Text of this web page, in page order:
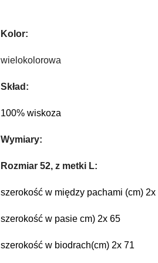
Kolor:
wielokolorowa
Skład:
100% wiskoza
Wymiary:
Rozmiar 52, z metki L:
szerokość w między pachami (cm) 2x
szerokość w pasie cm) 2x 65
szerokość w biodrach(cm) 2x 71